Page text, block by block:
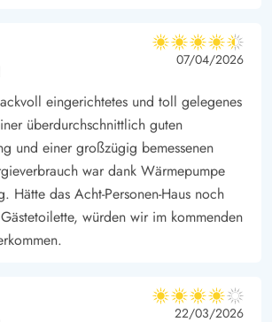
4.5 von 5
4.5 von 5
4.5 out of 5
07/04/2026
eingerichtetes und toll gelegenes
überdurchschnittlich guten
und einer großzügig bemessenen
war dank Wärmepumpe
Hätte das Acht-Personen-Haus noch
würden wir im kommenden
4 von 5
4 von 5
4 out of 5
22/03/2026